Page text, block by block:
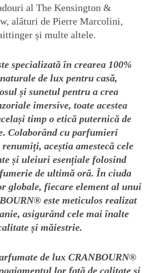
al The Kensington &
alături de Pierre Marcolini,
și multe altele.
specializată în crearea 100%
de lux pentru casă,
și sunetul pentru a crea
imersive, toate acestea
timp o etică puternică de
Colaborând cu parfumieri
aceștia amestecă cele
și uleiuri esențiale folosind
de ultimă oră. În ciuda
globale, fiecare element al unui
este meticulos realizat
asigurând cele mai înalte
și măiestrie.
de lux CRANBOURN®
lor față de calitate și